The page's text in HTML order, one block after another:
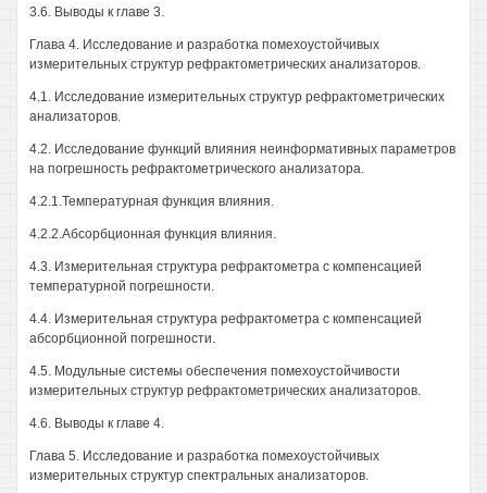
3.6. Выводы к главе 3.
Глава 4. Исследование и разработка помехоустойчивых
измерительных структур рефрактометрических анализаторов.
4.1. Исследование измерительных структур рефрактометрических
анализаторов.
4.2. Исследование функций влияния неинформативных параметров
на погрешность рефрактометрического анализатора.
4.2.1.Температурная функция влияния.
4.2.2.Абсорбционная функция влияния.
4.3. Измерительная структура рефрактометра с компенсацией
температурной погрешности.
4.4. Измерительная структура рефрактометра с компенсацией
абсорбционной погрешности.
4.5. Модульные системы обеспечения помехоустойчивости
измерительных структур рефрактометрических анализаторов.
4.6. Выводы к главе 4.
Глава 5. Исследование и разработка помехоустойчивых
измерительных структур спектральных анализаторов.